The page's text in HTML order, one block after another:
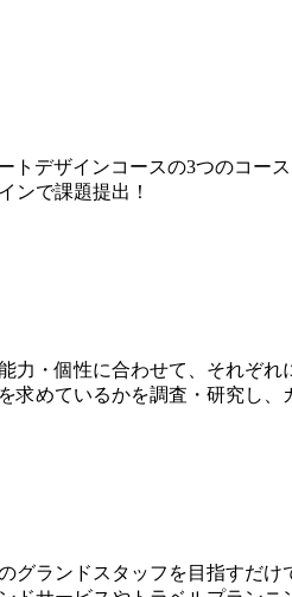
デザインコースの3つのコース
ンで課題提出！
力・個性に合わせて、それぞ
求めているかを調査・研究し、
グランドスタッフを目指すだ